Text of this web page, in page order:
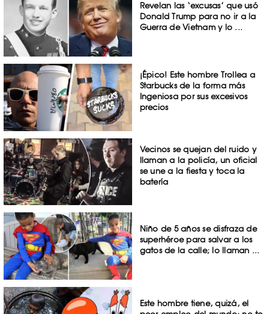
Revelan las ‘excusas’ que usó
Donald Trump para no ir a la
Guerra de Vietnam y lo ...
¡Épico! Este hombre Trollea a
Starbucks de la forma más
Ingeniosa por sus excesivos
precios
Vecinos se quejan del ruido y
llaman a la policía, un oficial
se une a la fiesta y toca la
batería
Niño de 5 años se disfraza de
superhéroe para salvar a los
gatos de la calle; lo llaman ...
Este hombre tiene, quizá, el